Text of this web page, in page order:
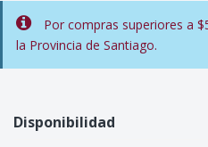
Por compras superiores a
la Provincia de Santiago.
Disponibilidad